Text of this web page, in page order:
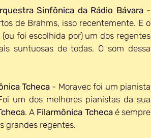
Sinfônica da Rádio Bávara -
de Brahms, isso recentemente. E o
(ou foi escolhida por) um dos regentes
suntuosas de todas. O som dessa
Tcheca - Moravec foi um pianista
um dos melhores pianistas da sua
. A Filarmônica Tcheca é sempre
grandes regentes.